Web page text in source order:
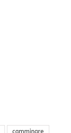
camminare